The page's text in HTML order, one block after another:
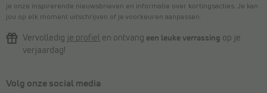
je onze inspirerende nieuwsbrieven en informatie over kortingsacties. Je kan
jou op elk moment uitschrijven of je voorkeuren aanpassen.
Vervolledig je profiel en ontvang een leuke verrassing op je
verjaardag!
Volg onze social media